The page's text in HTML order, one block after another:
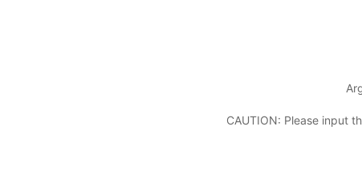
CAUTION: Please input